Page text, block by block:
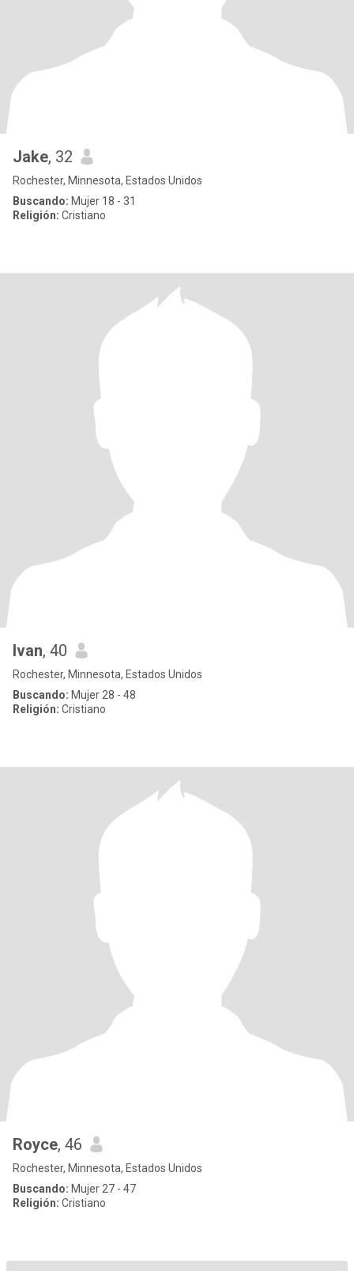
Jake, 32
Rochester, Minnesota, Estados Unidos
Buscando: Mujer 18 - 31
Religión: Cristiano
Ivan, 40
Rochester, Minnesota, Estados Unidos
Buscando: Mujer 28 - 48
Religión: Cristiano
Royce, 46
Rochester, Minnesota, Estados Unidos
Buscando: Mujer 27 - 47
Religión: Cristiano